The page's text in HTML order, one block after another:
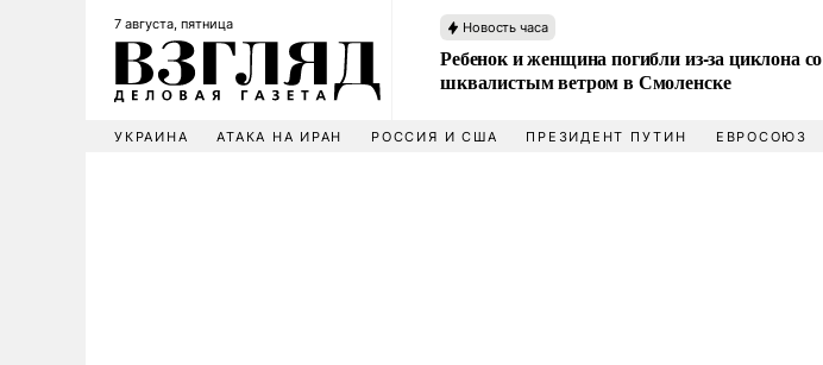
7 августа, пятница Новость часа
Ребенок и женщина погибли из-за циклона со
шквалистым ветром в Смоленске
УКРАИНА АТАКА НА ИРАН РОССИЯ И США ПРЕЗИДЕНТ ПУТИН ЕВРОСОЮЗ